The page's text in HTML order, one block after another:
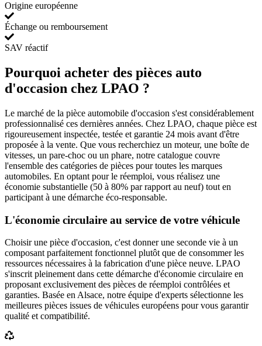
Origine européenne
Échange ou remboursement
SAV réactif
Pourquoi acheter des pièces auto
d'occasion chez LPAO ?
Le marché de la pièce automobile d'occasion s'est considérablement
professionnalisé ces dernières années. Chez LPAO, chaque pièce est
rigoureusement inspectée, testée et garantie 24 mois avant d'être
proposée à la vente. Que vous recherchiez un moteur, une boîte de
vitesses, un pare-choc ou un phare, notre catalogue couvre
l'ensemble des catégories de pièces pour toutes les marques
automobiles. En optant pour le réemploi, vous réalisez une
économie substantielle (50 à 80% par rapport au neuf) tout en
participant à une démarche éco-responsable.
L'économie circulaire au service de votre véhicule
Choisir une pièce d'occasion, c'est donner une seconde vie à un
composant parfaitement fonctionnel plutôt que de consommer les
ressources nécessaires à la fabrication d'une pièce neuve. LPAO
s'inscrit pleinement dans cette démarche d'économie circulaire en
proposant exclusivement des pièces de réemploi contrôlées et
garanties. Basée en Alsace, notre équipe d'experts sélectionne les
meilleures pièces issues de véhicules européens pour vous garantir
qualité et compatibilité.